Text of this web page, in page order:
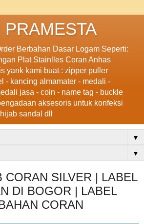
PRAMESTA
Berbahan Dasar Logam Seperti:
Plat Stainlles Coran Anhas
yank kami buat : zipper puller
- kancing almamater - medali -
jasa - coin - name tag - buckle
aksesoris untuk konfeksi
sandal dll
▼
▼
CORAN SILVER | LABEL
DI BOGOR | LABEL
CORAN